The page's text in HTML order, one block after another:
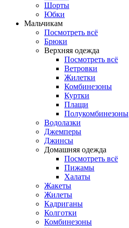
Шорты
Юбки
Мальчикам
Посмотреть всё
Брюки
Верхняя одежда
Посмотреть всё
Ветровки
Жилетки
Комбинезоны
Куртки
Плащи
Полукомбинезоны
Водолазки
Джемперы
Джинсы
Домашняя одежда
Посмотреть всё
Пижамы
Халаты
Жакеты
Жилеты
Кадриганы
Колготки
Комбинезоны